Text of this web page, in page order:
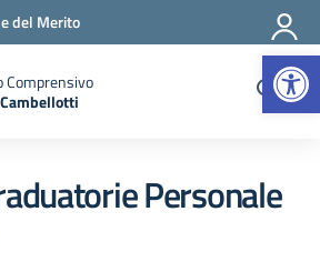
del Merito
Comprensivo
Personale